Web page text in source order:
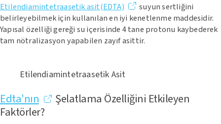
Etilendiamintetraasetik asit(EDTA)
suyun sertliğini
belirleyebilmek için kullanılan en iyi kenetlenme maddesidir.
Yapısal özelliği gereği su içerisinde 4 tane protonu kaybederek
tam nötralizasyon yapabilen zayıf asittir.
Etilendiamintetraasetik Asit
Edta'nın
Şelatlama Özelliğini Etkileyen
Faktörler?